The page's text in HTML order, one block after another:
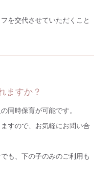
を交代させていただくこと
ますか？
同時保育が可能です。
すので、お気軽にお問い合
も、下の子のみのご利用も